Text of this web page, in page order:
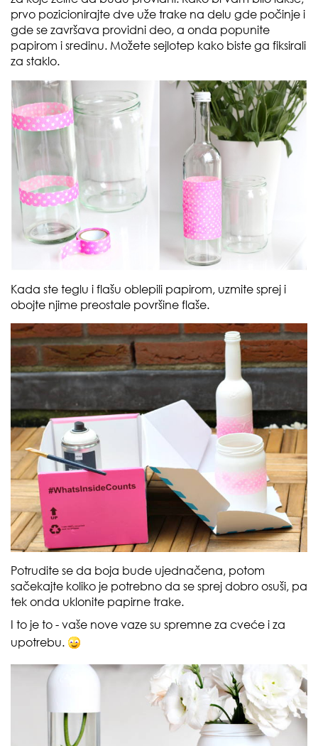
prvo pozicionirajte dve uže trake na delu gde počinje i
gde se završava providni deo, a onda popunite
papirom i sredinu. Možete sejlotep kako biste ga fiksirali
za staklo.
Kada ste teglu i flašu oblepili papirom, uzmite sprej i
obojte njime preostale površine flaše.
Potrudite se da boja bude ujednačena, potom
sačekajte koliko je potrebno da se sprej dobro osuši, pa
tek onda uklonite papirne trake.
I to je to - vaše nove vaze su spremne za cveće i za
upotrebu.